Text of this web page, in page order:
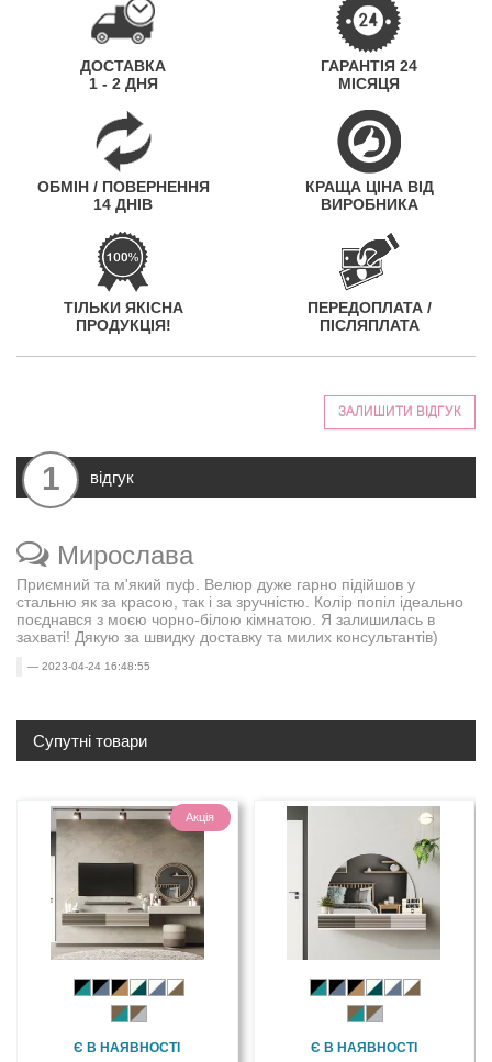
ДОСТАВКА
1 - 2 ДНЯ
ГАРАНТІЯ 24
МІСЯЦЯ
ОБМІН / ПОВЕРНЕННЯ
14 ДНІВ
КРАЩА ЦІНА ВІД
ВИРОБНИКА
ТІЛЬКИ ЯКІСНА
ПРОДУКЦІЯ!
ПЕРЕДОПЛАТА /
ПІСЛЯПЛАТА
ЗАЛИШИТИ ВІДГУК
1 відгук
Мирослава
Приємний та м'який пуф. Велюр дуже гарно підійшов у
стальню як за красою, так і за зручністю. Колір попіл ідеально
поєднався з моєю чорно-білою кімнатою. Я залишилась в
захваті! Дякую за швидку доставку та милих консультантів)
2023-04-24 16:48:55
Супутні товари
Акція
Є В НАЯВНОСТІ Є В НАЯВНОСТІ